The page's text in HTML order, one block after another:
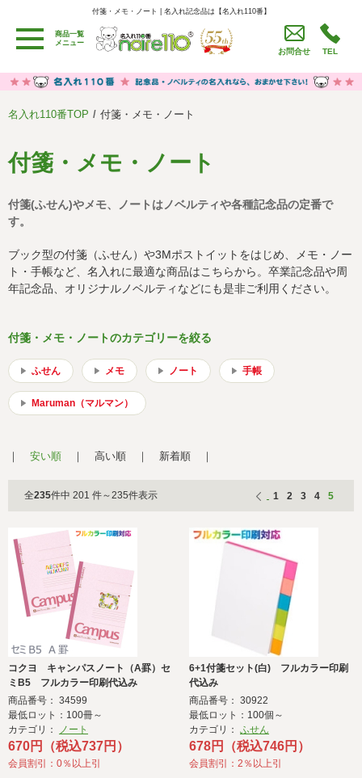
付箋・メモ・ノート | 名入れ記念品は【名入れ110番】
付箋・メモ・ノート | 名入れ記念品は【名入れ110番】
商品一覧
メニュー
お問合せ TEL
用途別カテゴリ
卒園・卒業記念品
労働組合・設立記念・周年記念
うちわ・扇子・ファン
イベント・パーティーグッズ
値段別
セール品グッズ
ご利用ガイド 名入れについて
社会貢献活動 特定商取引法に基づく表記
著作権と推奨環境について プライバシーポリシー
会社概要 サイトマップ
名入れ110番TOP 付箋・メモ・ノート
付箋・メモ・ノート
付箋(ふせん)やメモ、ノートはノベルティや各種記念品の定番で
す。
ブック型の付箋（ふせん）や3Mポストイットをはじめ、メモ・ノー
ト・手帳など、名入れに最適な商品はこちらから。卒業記念品や周
年記念品、オリジナルノベルティなどにも是非ご利用ください。
付箋・メモ・ノートのカテゴリーを絞る
ふせん メモ ノート 手帳
Maruman（マルマン）
安い順 高い順 新着順
全235件中 201 件～235件表示 1 2 3 4 5
コクヨ キャンパスノート（A罫）セ
ミB5 フルカラー印刷代込み
商品番号： 34599
最低ロット：100冊～
カテゴリ：
ノート
670円（税込737円）
会員割引：0％以上引
6+1付箋セット(白) フルカラー印刷
代込み
商品番号： 30922
最低ロット：100個～
カテゴリ： ふせん
678円（税込746円）
会員割引：2％以上引